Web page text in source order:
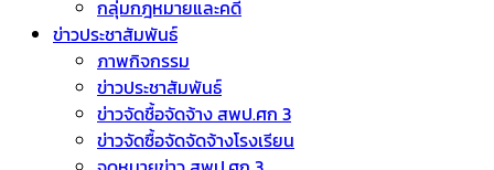
กลุ่มกฎหมายและคดี
ข่าวประชาสัมพันธ์
ภาพกิจกรรม
ข่าวประชาสัมพันธ์
ข่าวจัดชื้อจัดจ้าง สพป.ศก 3
ข่าวจัดซื้อจัดจัดจ้างโรงเรียน